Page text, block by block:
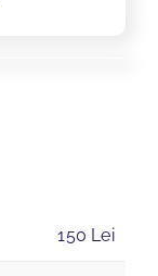
150 Lei